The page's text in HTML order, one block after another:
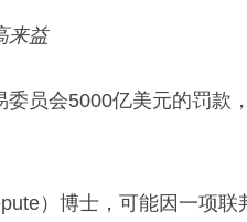
来益
员会5000亿美元的罚款
）博士，可能因一项联